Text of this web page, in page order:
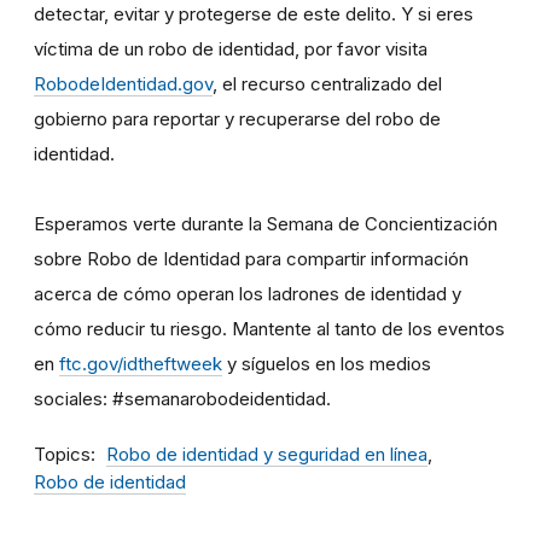
detectar, evitar y protegerse de este delito. Y si eres
víctima de un robo de identidad, por favor visita
RobodeIdentidad.gov, el recurso centralizado del
gobierno para reportar y recuperarse del robo de
identidad.
Esperamos verte durante la Semana de Concientización
sobre Robo de Identidad para compartir información
acerca de cómo operan los ladrones de identidad y
cómo reducir tu riesgo. Mantente al tanto de los eventos
en ftc.gov/idtheftweek y síguelos en los medios
sociales: #semanarobodeidentidad.
Topics
Robo de identidad y seguridad en línea
Robo de identidad